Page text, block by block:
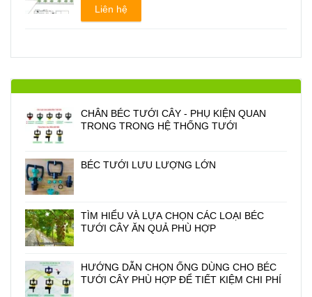
Liên hệ
CHÂN BÉC TƯỚI CÂY - PHỤ KIỆN QUAN
TRONG TRONG HỆ THỐNG TƯỚI
BÉC TƯỚI LƯU LƯỢNG LỚN
TÌM HIỂU VÀ LỰA CHỌN CÁC LOẠI BÉC
TƯỚI CÂY ĂN QUẢ PHÙ HỢP
HƯỚNG DẪN CHỌN ỐNG DÙNG CHO BÉC
TƯỚI CÂY PHÙ HỢP ĐỂ TIẾT KIỆM CHI PHÍ